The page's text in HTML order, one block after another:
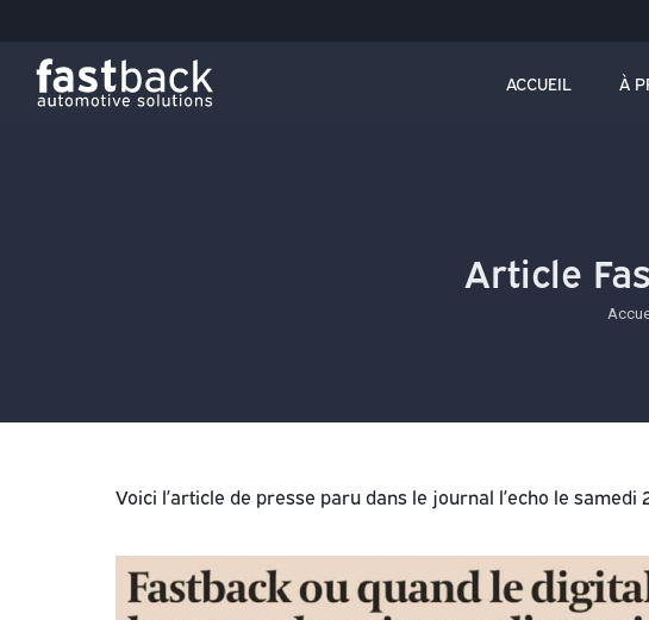
ACCUEIL À
Article
Voici l’article de presse paru dans le journal l’echo le samedi